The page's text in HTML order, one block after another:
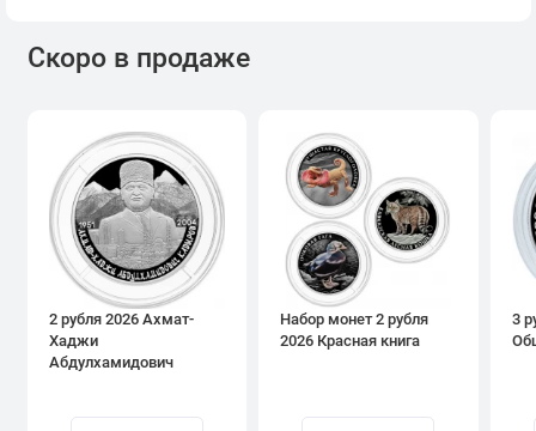
Скоро в продаже
2 рубля 2026 Ахмат-
Хаджи
Абдулхамидович
Набор монет 2 рубля
2026 Красная книга
3